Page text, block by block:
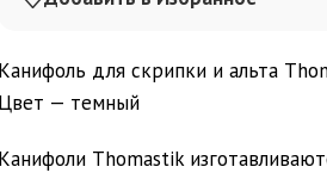
Канифоль для скрипки и альта
Цвет — темный
Канифоли Thomastik